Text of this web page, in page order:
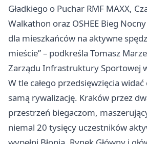
Gładkiego o Puchar RMF MAXX,
Walkathon oraz OSHEE Bieg
dla mieszkańców na aktywne
mieście” – podkreśla Tomasz
Zarządu Infrastruktury Sportowej
W tle całego przedsięwzięcia
samą rywalizację. Kraków przez
przestrzeń biegaczom,
niemal 20 tysięcy uczestników